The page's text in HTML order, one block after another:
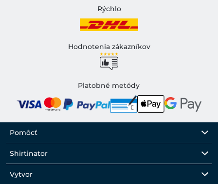
Rýchlo
Hodnotenia zákazníkov
Platobné metódy
Pomôcť
Shirtinator
Vytvor